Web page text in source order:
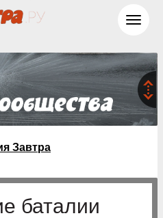
Завтра
баталии